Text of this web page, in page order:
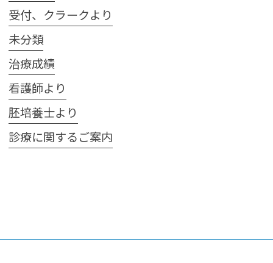
受付、クラークより
未分類
治療成績
看護師より
胚培養士より
診療に関するご案内